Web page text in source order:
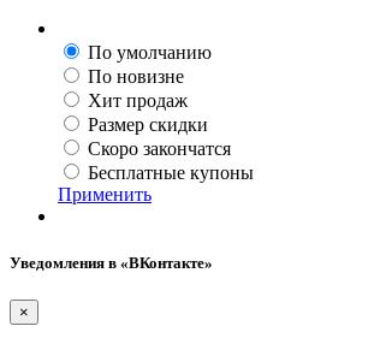
По умолчанию
По новизне
Хит продаж
Размер скидки
Скоро закончатся
Бесплатные купоны
Применить
Уведомления в «ВКонтакте»
×